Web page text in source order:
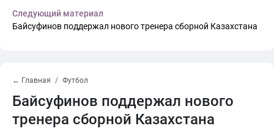
Следующий материал
Байсуфинов поддержал нового тренера сборной Казахстана
← Главная Футбол
Байсуфинов поддержал нового
тренера сборной Казахстана